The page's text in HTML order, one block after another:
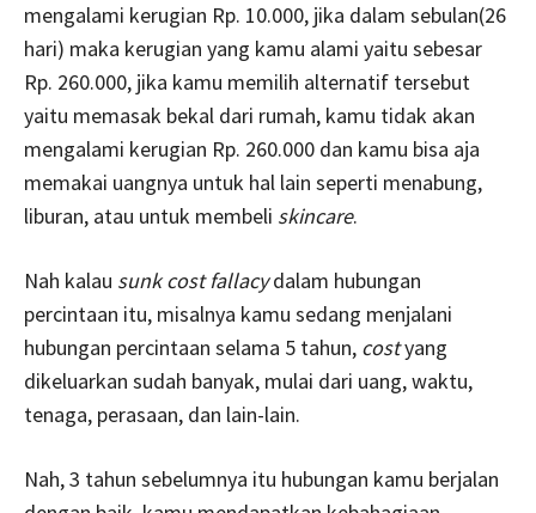
mengalami kerugian Rp. 10.000, jika dalam sebulan(26
hari) maka kerugian yang kamu alami yaitu sebesar
Rp. 260.000, jika kamu memilih alternatif tersebut
yaitu memasak bekal dari rumah, kamu tidak akan
mengalami kerugian Rp. 260.000 dan kamu bisa aja
memakai uangnya untuk hal lain seperti menabung,
liburan, atau untuk membeli skincare.
Nah kalau sunk cost fallacydalam hubungan
percintaan itu, misalnya kamu sedang menjalani
hubungan percintaan selama 5 tahun, costyang
dikeluarkan sudah banyak, mulai dari uang, waktu,
tenaga, perasaan, dan lain-lain.
Nah, 3 tahun sebelumnya itu hubungan kamu berjalan